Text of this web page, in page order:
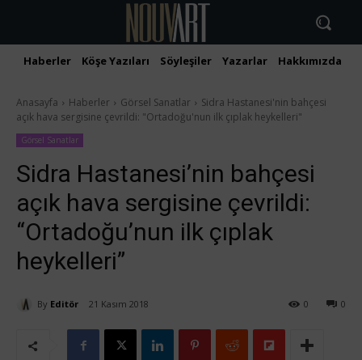
Haberler Köşe Yazıları Söyleşiler Yazarlar Hakkımızda
Anasayfa Haberler Görsel Sanatlar
Sidra Hastanesi'nin bahçesi
açık hava sergisine çevrildi: "Ortadoğu'nun ilk çıplak heykelleri"
Görsel Sanatlar
Sidra Hastanesi’nin bahçesi
açık hava sergisine çevrildi:
“Ortadoğu’nun ilk çıplak
heykelleri”
By Editör 21 Kasım 2018 0
0